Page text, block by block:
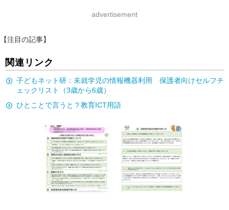
advertisement
【注目の記事】
関連リンク
子どもネット研：未就学児の情報機器利用 保護者向けセルフチ
ェックリスト（3歳から6歳）
ひとことで言うと？教育ICT用語